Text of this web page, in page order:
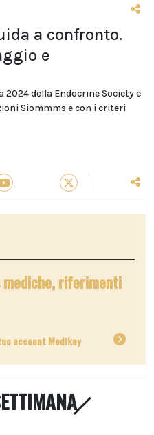
a confronto.
e
2024 della Endocrine Society e
Siommms e con i criteri
mediche, riferimenti
account Medikey